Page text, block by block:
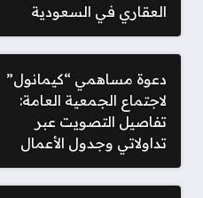
العقاري في السعودية
دعوة مساهمي “كيمانول”
لاجتماع الجمعية العامة:
تفاصيل التصويت عبر
تداولاتي وجدول الأعمال